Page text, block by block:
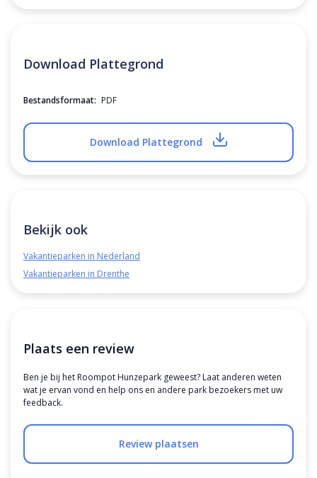
Download Plattegrond
Bestandsformaat: PDF
Download Plattegrond
Bekijk ook
Vakantieparken in Nederland
Vakantieparken in Drenthe
Plaats een review
Ben je bij het Roompot Hunzepark geweest? Laat anderen weten
wat je ervan vond en help ons en andere park bezoekers met uw
feedback.
Review plaatsen